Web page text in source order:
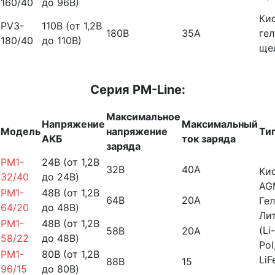
PV3-
180/40
110В (от 1,2В
до 110В)
180В 35А
Серия PM-Line:
Модель
Напряжение
АКБ
Максимальное
напряжение
заряда
Максимальный
ток заряда
PM1-
32/40
24B (от 1,2В
до 24В)
32В 40А
PM1-
64/20
48B (от 1,2В
до 48В)
64В
20А
PM1-
58/22
48B (от 1,2В
до 48В)
58В
20А
PM1-
96/15
80B (от 1,2В
до 80В)
88В 15